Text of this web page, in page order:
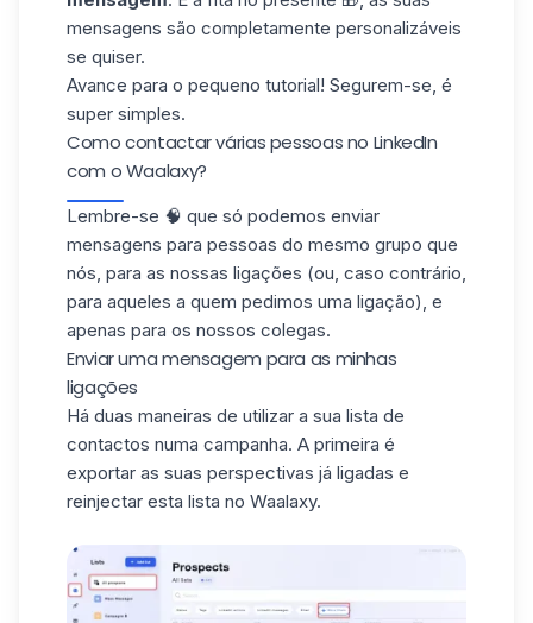
mensagens são completamente personalizáveis
se quiser.
Avance para o pequeno tutorial! Segurem-se, é
super simples.
Como contactar várias pessoas no LinkedIn
com o Waalaxy?
Lembre-se 🧠 que só podemos enviar
mensagens para pessoas do mesmo grupo que
nós, para as nossas ligações (ou, caso contrário,
para aqueles a quem pedimos uma ligação), e
apenas para os nossos colegas.
Enviar uma mensagem para as minhas
ligações
Há duas maneiras de utilizar a sua lista de
contactos numa campanha. A primeira é
exportar as suas perspectivas já ligadas e
reinjectar esta lista no Waalaxy.